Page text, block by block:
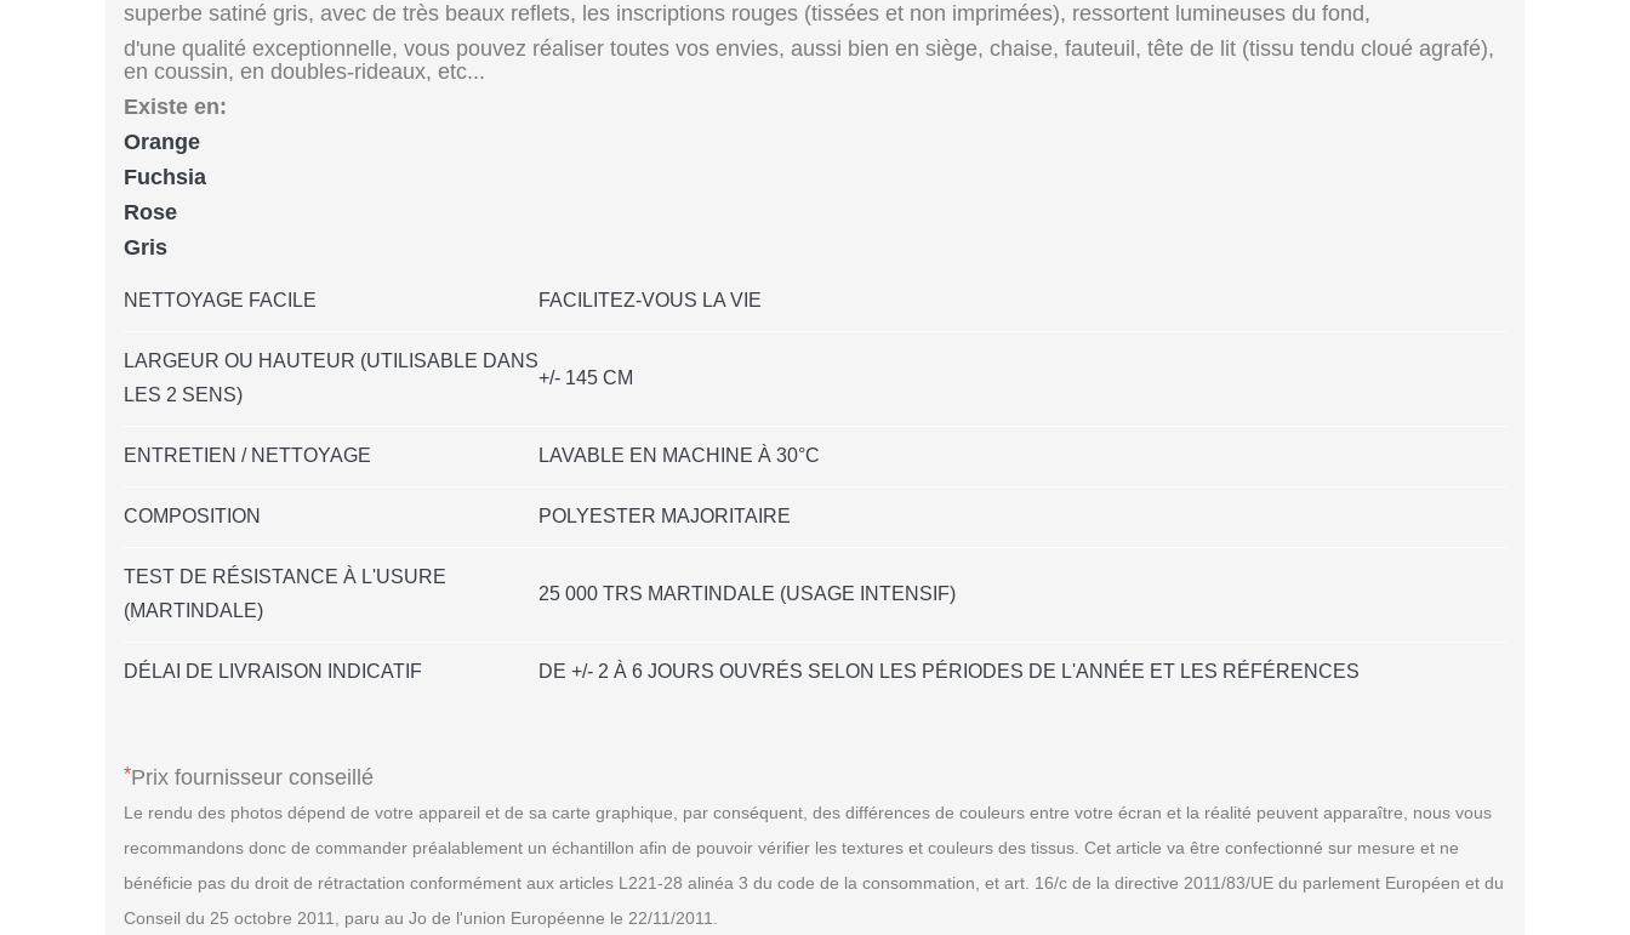
superbe satiné gris, avec de très beaux reflets, les inscriptions rouges (tissées et non imprimées), ressortent lumineuses du fond,
d'une qualité exceptionnelle, vous pouvez réaliser toutes vos envies, aussi bien en siège, chaise, fauteuil, tête de lit (tissu tendu cloué agrafé),
en coussin, en doubles-rideaux, etc...
Existe en:
Orange
Fuchsia
Rose
Gris
NETTOYAGE FACILE FACILITEZ-VOUS LA VIE
LARGEUR OU HAUTEUR (UTILISABLE DANS
LES 2 SENS)
+/- 145 CM
ENTRETIEN / NETTOYAGE LAVABLE EN MACHINE À 30°C
COMPOSITION POLYESTER MAJORITAIRE
TEST DE RÉSISTANCE À L'USURE
(MARTINDALE)
25 000 TRS MARTINDALE (USAGE INTENSIF)
DÉLAI DE LIVRAISON INDICATIF DE +/- 2 À 6 JOURS OUVRÉS SELON LES PÉRIODES DE L'ANNÉE ET LES RÉFÉRENCES
*Prix fournisseur conseillé
Le rendu des photos dépend de votre appareil et de sa carte graphique, par conséquent, des différences de couleurs entre votre écran et la réalité peuvent apparaître, nous vous
recommandons donc de commander préalablement un échantillon afin de pouvoir vérifier les textures et couleurs des tissus. Cet article va être confectionné sur mesure et ne
bénéficie pas du droit de rétractation conformément aux articles L221-28 alinéa 3 du code de la consommation, et art. 16/c de la directive 2011/83/UE du parlement Européen et du
Conseil du 25 octobre 2011, paru au Jo de l'union Européenne le 22/11/2011.